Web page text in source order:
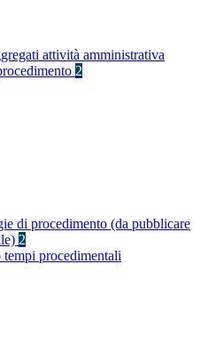
attività amministrativa
2
di procedimento (da pubblicare
2
procedimentali